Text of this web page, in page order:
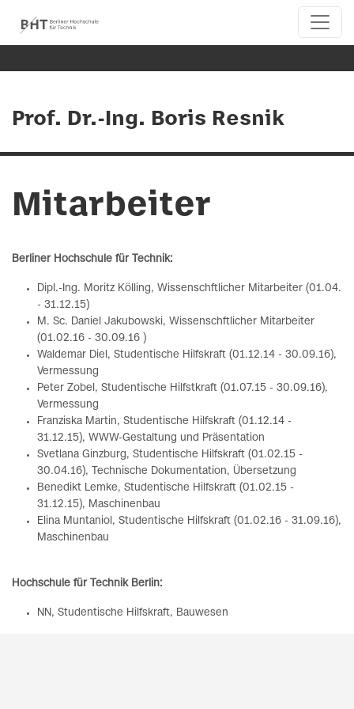
Prof. Dr.-Ing. Boris Resnik
Mitarbeiter
Berliner Hochschule für Technik:
Dipl.-Ing. Moritz Kölling, Wissenschftlicher Mitarbeiter (01.04.
- 31.12.15)
M. Sc. Daniel Jakubowski, Wissenschftlicher Mitarbeiter
(01.02.16 - 30.09.16 )
Waldemar Diel, Studentische Hilfskraft (01.12.14 - 30.09.16),
Vermessung
Peter Zobel, Studentische Hilfstkraft (01.07.15 - 30.09.16),
Vermessung
Franziska Martin, Studentische Hilfskraft (01.12.14 -
31.12.15), WWW-Gestaltung und Präsentation
Svetlana Ginzburg, Studentische Hilfskraft (01.02.15 -
30.04.16), Technische Dokumentation, Übersetzung
Benedikt Lemke, Studentische Hilfskraft (01.02.15 -
31.12.15), Maschinenbau
Elina Muntaniol, Studentische Hilfskraft (01.02.16 - 31.09.16),
Maschinenbau
Hochschule für Technik Berlin:
NN, Studentische Hilfskraft, Bauwesen